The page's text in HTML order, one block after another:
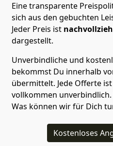
Eine transparente
sich aus den gebuchten
Jeder Preis ist
dargestellt.
Unverbindliche und
bekommst Du innerhalb
übermittelt. Jede Offerte
vollkommen
Was können wir für Dich
Kostenloses